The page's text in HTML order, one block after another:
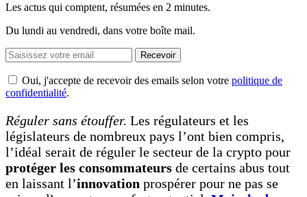
Les actus qui comptent, résumées en 2 minutes.
Du lundi au vendredi, dans votre boîte mail.
Recevoir
Oui, j'accepte de recevoir des emails selon votre politique de
confidentialité.
Réguler sans étouffer. Les régulateurs et les
législateurs de nombreux pays l’ont bien compris,
l’idéal serait de réguler le secteur de la crypto pour
protéger les consommateurs de certains abus tout
en laissant l’innovation prospérer pour ne pas se